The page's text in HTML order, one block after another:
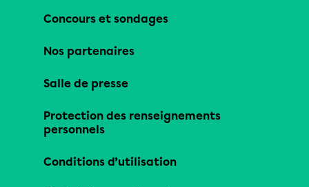
Concours et sondages
Nos partenaires
Salle de presse
Protection des renseignements
personnels
Conditions d’utilisation